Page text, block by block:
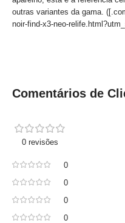
outras variantes da gama.
noir-find-x3-neo-
Comentários de
0 revisões
0
0
0
0